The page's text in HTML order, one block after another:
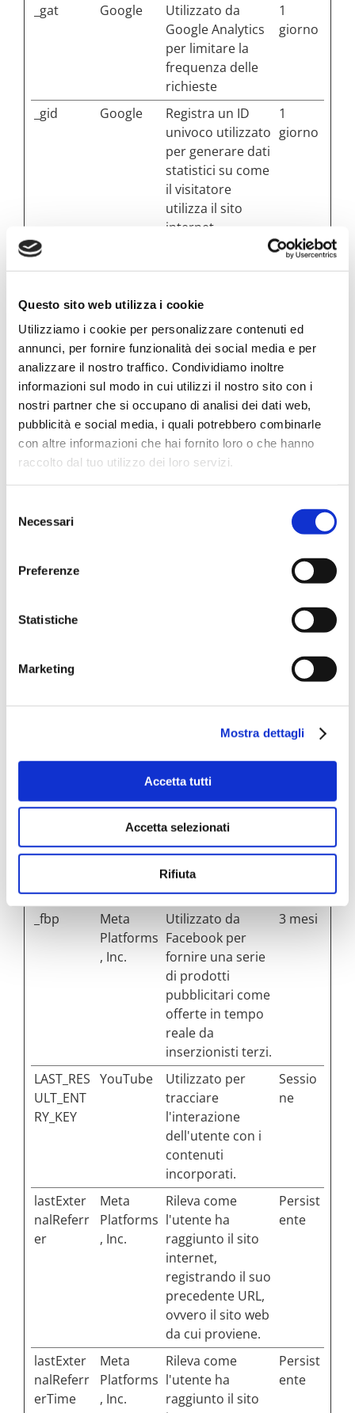
Questo sito web utilizza i cookie
Utilizziamo i cookie per personalizzare contenuti ed
annunci, per fornire funzionalità dei social media e per
analizzare il nostro traffico. Condividiamo inoltre
informazioni sul modo in cui utilizzi il nostro sito con i
nostri partner che si occupano di analisi dei dati web,
pubblicità e social media, i quali potrebbero combinarle
con altre informazioni che hai fornito loro o che hanno
raccolto dal tuo utilizzo dei loro servizi.
delNecessari
Preferenze
Statistiche
Marketing
Mostra dettagli
Accetta tutti
Accetta selezionati
Rifiuta
_gat Google
Utilizzato da
Google Analytics
per limitare la
frequenza delle
richieste
1
giorno
_gid Google
Registra un ID
univoco utilizzato
per generare dati
statistici su come
il visitatore
utilizza il sito
internet.
1
giorno
tracciare i visitatori sui siti web. La finalità è
quella di presentare annunci pubblicitari che
siano rilevanti e coinvolgenti per il singolo utente
e quindi di maggior valore per editori e
inserzionisti di terze parti.
Durata
di
_TOKEN
180
YEC
dell'utente
usando il video
Sessio
ne
__Secure- YouTube
Utilizzato per
l'interazione
dell'utente con i
contenuti
incorporati.
180
_fbp
Meta
Platforms
, Inc.
Utilizzato da
Facebook per
fornire una serie
di prodotti
pubblicitari come
offerte in tempo
reale da
inserzionisti terzi.
3 mesi
LAST_RES
ULT_ENT
RY_KEY
YouTube
Utilizzato per
tracciare
l'interazione
dell'utente con i
contenuti
incorporati.
Sessio
ne
lastExter
nalReferr
er
Meta
Platforms
, Inc.
Rileva come
l'utente ha
raggiunto il sito
internet,
registrando il suo
precedente URL,
ovvero il sito web
da cui proviene.
Persist
ente
lastExter
nalReferr
erTime
Meta
Platforms
, Inc.
Rileva come
l'utente ha
raggiunto il sito
Persist
ente